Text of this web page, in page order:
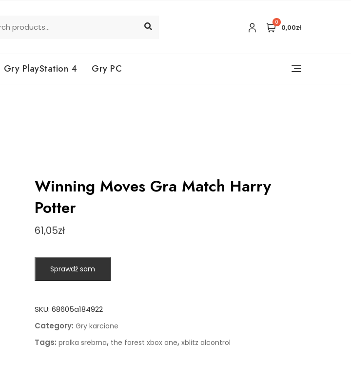
0
0,00zł
Gry PlayStation 4 Gry PC
Winning Moves Gra Match Harry
Potter
61,05zł
Sprawdź sam
SKU: 68605a184922
Category: Gry karciane
Tags: pralka srebrna, the forest xbox one, xblitz alcontrol